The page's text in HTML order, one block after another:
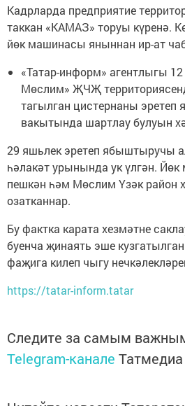
Кадрларда предприятие
таккан «КАМАЗ» торуы күренә.
йөк машинасы яныннан ир-ат
«Татар-информ» агентлыгы
Мөслим» ҖЧҖ
тагылган цистернаны
вакытында шартлау булуын
29 яшьлек эретеп ябыштыручы
һәлакәт урынында ук үлгән.
пешкән һәм Мөслим Үзәк район
озатканнар.
Бу фактка карата хезмәтне
буенча җинаять эше
фаҗига килеп чыгу
https://tatar-inform.tatar
Следите за самым
Telegram-канале Татмедиа